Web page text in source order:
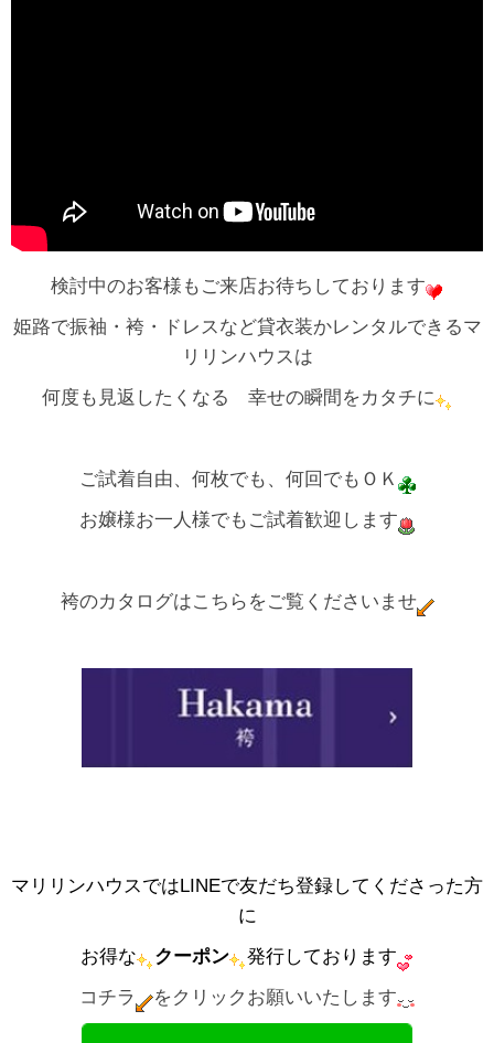
検討中のお客様もご来店お待ちしております
姫路で振袖・袴・ドレスなど貸衣装かレンタルできるマ
リリンハウスは
何度も見返したくなる 幸せの瞬間をカタチに
ご試着自由、何枚でも、何回でもＯＫ
お嬢様お一人様でもご試着歓迎します
袴のカタログはこちらをご覧くださいませ
マリリンハウスではLINEで友だち登録してくださった方
に
お得な
クーポン
発行しております
コチラ
をクリックお願いいたします